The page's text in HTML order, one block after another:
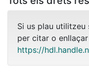
Si us plau
per citar o
https://